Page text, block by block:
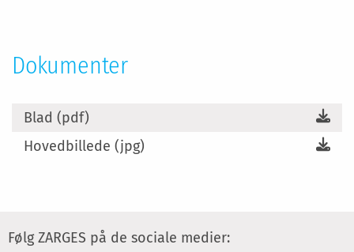
Dokumenter
Blad (pdf)
Hovedbillede (jpg)
Følg ZARGES på de sociale medier: